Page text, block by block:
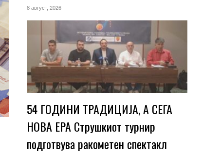
8 август, 2026
54 ГОДИНИ ТРАДИЦИЈА, А СЕГА
НОВА ЕРА Струшкиот турнир
подготвува ракометен спектакл